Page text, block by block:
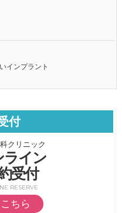
インプラント
付
クリニック
ライン
受付
RESERVE
ちら